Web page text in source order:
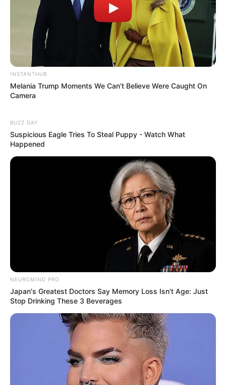
Eu Amo Artesanar
INSTANTHUB
Melania Trump Moments We Can't Believe Were Caught On
Camera
BUZZ DAY
Suspicious Eagle Tries To Steal Puppy - Watch What
Happened
NEUROMIND PRO
Japan's Greatest Doctors Say Memory Loss Isn't Age: Just
Stop Drinking These 3 Beverages